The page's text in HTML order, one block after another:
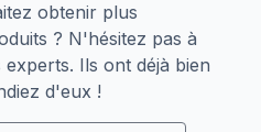
obtenir plus
? N'hésitez pas à
Ils ont déjà bien
d'eux !